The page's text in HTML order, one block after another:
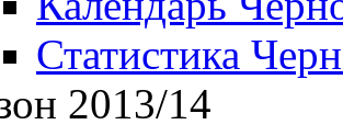
Статистика
2013/14